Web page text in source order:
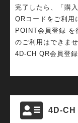
4D-CH
完了したら、「購
QRコードをご利用
POINT会員登録 を
のご利用はできませ
4D-CH QR会員登